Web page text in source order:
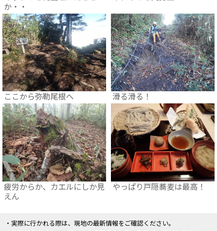
か・・
ここから弥勒尾根へ 滑る滑る！
疲労からか、カエルにしか見
えん
やっぱり戸隠蕎麦は最高！
・実際に行かれる際は、現地の最新情報をご確認ください。